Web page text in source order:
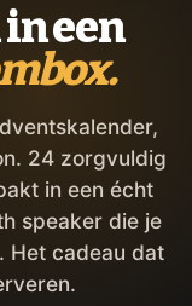
een
24 zorgvuldig
in een écht
speaker die je
Het cadeau dat